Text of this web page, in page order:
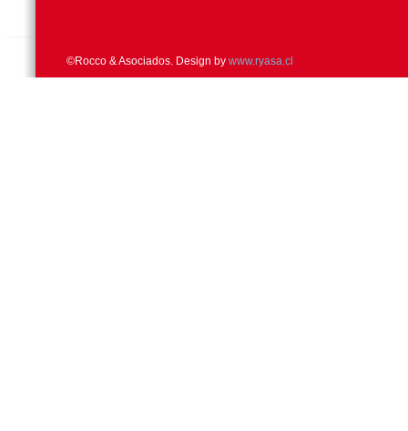
©Rocco & Asociados. Design by www.ryasa.cl